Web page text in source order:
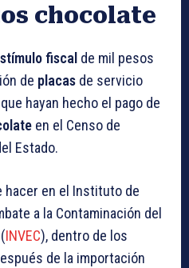
chocolate
fiscal de mil pesos
de placas de servicio
hayan hecho el pago de
en el Censo de
Estado.
hacer en el Instituto de
a la Contaminación del
INVEC), dentro de los
de la importación